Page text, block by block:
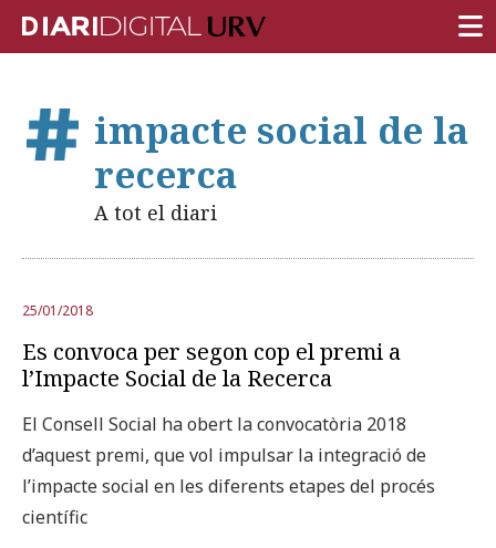
RECERCA
DOCÈNCIA
COMUNITAT URV
REPORTATGES
impacte social de la
recerca
A tot el diari
25/01/2018
Es convoca per segon cop el premi a
l’Impacte Social de la Recerca
El Consell Social ha obert la convocatòria 2018
d’aquest premi, que vol impulsar la integració de
l’impacte social en les diferents etapes del procés
científic